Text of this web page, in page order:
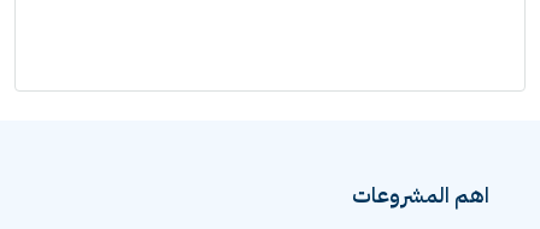
اهم المشروعات